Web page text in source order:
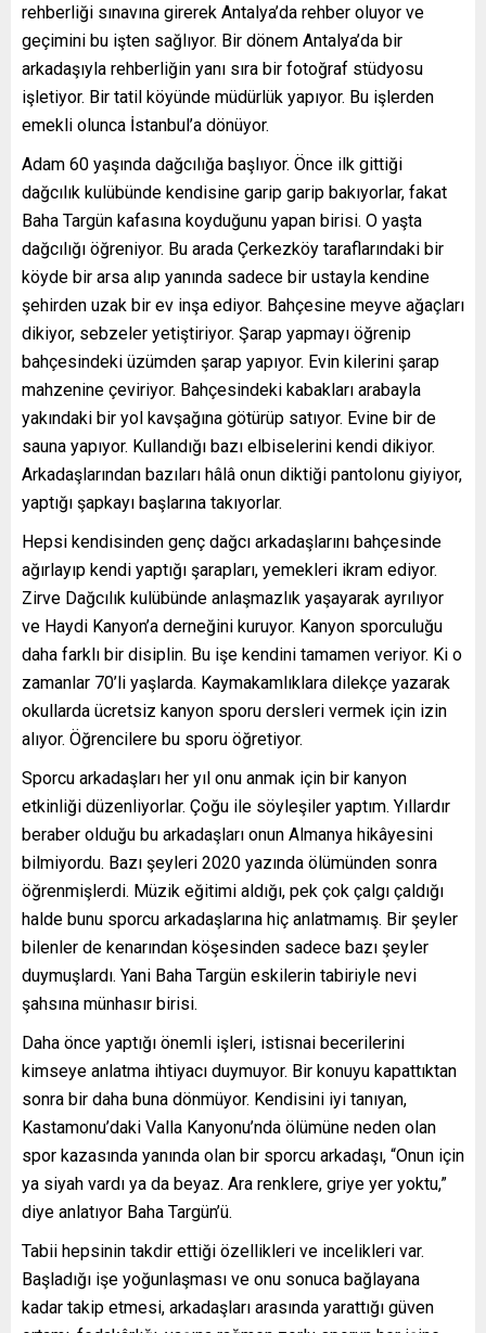
rehberliği sınavına girerek Antalya’da rehber oluyor ve
geçimini bu işten sağlıyor. Bir dönem Antalya’da bir
arkadaşıyla rehberliğin yanı sıra bir fotoğraf stüdyosu
işletiyor. Bir tatil köyünde müdürlük yapıyor. Bu işlerden
emekli olunca İstanbul’a dönüyor.
Adam 60 yaşında dağcılığa başlıyor. Önce ilk gittiği
dağcılık kulübünde kendisine garip garip bakıyorlar, fakat
Baha Targün kafasına koyduğunu yapan birisi. O yaşta
dağcılığı öğreniyor. Bu arada Çerkezköy taraflarındaki bir
köyde bir arsa alıp yanında sadece bir ustayla kendine
şehirden uzak bir ev inşa ediyor. Bahçesine meyve ağaçları
dikiyor, sebzeler yetiştiriyor. Şarap yapmayı öğrenip
bahçesindeki üzümden şarap yapıyor. Evin kilerini şarap
mahzenine çeviriyor. Bahçesindeki kabakları arabayla
yakındaki bir yol kavşağına götürüp satıyor. Evine bir de
sauna yapıyor. Kullandığı bazı elbiselerini kendi dikiyor.
Arkadaşlarından bazıları hâlâ onun diktiği pantolonu giyiyor,
yaptığı şapkayı başlarına takıyorlar.
Hepsi kendisinden genç dağcı arkadaşlarını bahçesinde
ağırlayıp kendi yaptığı şarapları, yemekleri ikram ediyor.
Zirve Dağcılık kulübünde anlaşmazlık yaşayarak ayrılıyor
ve Haydi Kanyon’a derneğini kuruyor. Kanyon sporculuğu
daha farklı bir disiplin. Bu işe kendini tamamen veriyor. Ki o
zamanlar 70’li yaşlarda. Kaymakamlıklara dilekçe yazarak
okullarda ücretsiz kanyon sporu dersleri vermek için izin
alıyor. Öğrencilere bu sporu öğretiyor.
Sporcu arkadaşları her yıl onu anmak için bir kanyon
etkinliği düzenliyorlar. Çoğu ile söyleşiler yaptım. Yıllardır
beraber olduğu bu arkadaşları onun Almanya hikâyesini
bilmiyordu. Bazı şeyleri 2020 yazında ölümünden sonra
öğrenmişlerdi. Müzik eğitimi aldığı, pek çok çalgı çaldığı
halde bunu sporcu arkadaşlarına hiç anlatmamış. Bir şeyler
bilenler de kenarından köşesinden sadece bazı şeyler
duymuşlardı. Yani Baha Targün eskilerin tabiriyle nevi
şahsına münhasır birisi.
Daha önce yaptığı önemli işleri, istisnai becerilerini
kimseye anlatma ihtiyacı duymuyor. Bir konuyu kapattıktan
sonra bir daha buna dönmüyor. Kendisini iyi tanıyan,
Kastamonu’daki Valla Kanyonu’nda ölümüne neden olan
spor kazasında yanında olan bir sporcu arkadaşı, “Onun için
ya siyah vardı ya da beyaz. Ara renklere, griye yer yoktu,”
diye anlatıyor Baha Targün’ü.
Tabii hepsinin takdir ettiği özellikleri ve incelikleri var.
Başladığı işe yoğunlaşması ve onu sonuca bağlayana
kadar takip etmesi, arkadaşları arasında yarattığı güven